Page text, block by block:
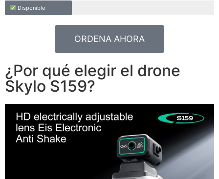
Disponible
ORDENA AHORA
¿Por qué elegir el drone
Skylo S159?